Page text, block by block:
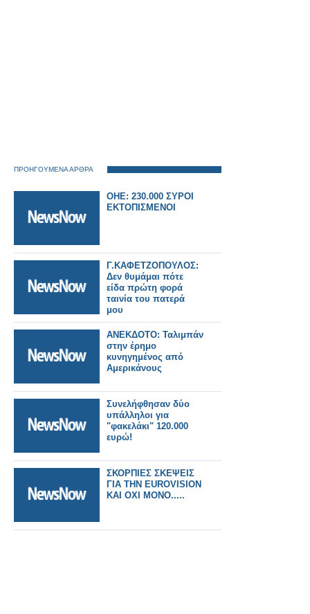
ΠΡΟΗΓΟΥΜΕΝΑ ΑΡΘΡΑ
OHE: 230.000 ΣΥΡΟΙ
ΕΚΤΟΠΙΣΜΕΝΟΙ
Γ.ΚΑΦΕΤΖΟΠΟΥΛΟΣ:
Δεν θυμάμαι πότε
είδα πρώτη φορά
ταινία του πατερά
μου
ANEΚΔΟΤΟ: Ταλιμπάν
στην έρημο
κυνηγημένος από
Αμερικάνους
Συνελήφθησαν δύο
υπάλληλοι για
"φακελάκι" 120.000
ευρώ!
ΣΚΟΡΠΙΕΣ ΣΚΕΨΕΙΣ
ΓΙΑ THN EUROVISION
ΚΑΙ ΟΧΙ ΜΟΝΟ.....